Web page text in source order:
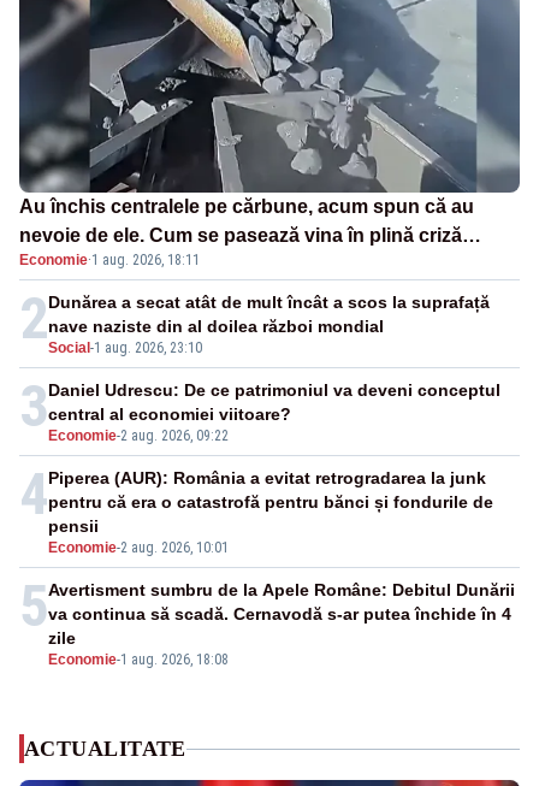
Au închis centralele pe cărbune, acum spun că au
nevoie de ele. Cum se pasează vina în plină criză
energetică
Economie·1 aug. 2026, 18:11
2Social -1 aug. 2026, 23:10
Dunărea a secat atât de mult încât a scos la suprafață
nave naziste din al doilea război mondial
3 Economie-2 aug. 2026, 09:22
Daniel Udrescu: De ce patrimoniul va deveni conceptul
central al economiei viitoare?
4
Economie-2 aug. 2026, 10:01
Piperea (AUR): România a evitat retrogradarea la junk
pentru că era o catastrofă pentru bănci și fondurile de
pensii
5
Economie-1 aug. 2026, 18:08
Avertisment sumbru de la Apele Române: Debitul Dunării
va continua să scadă. Cernavodă s-ar putea închide în 4
zile
ACTUALITATE